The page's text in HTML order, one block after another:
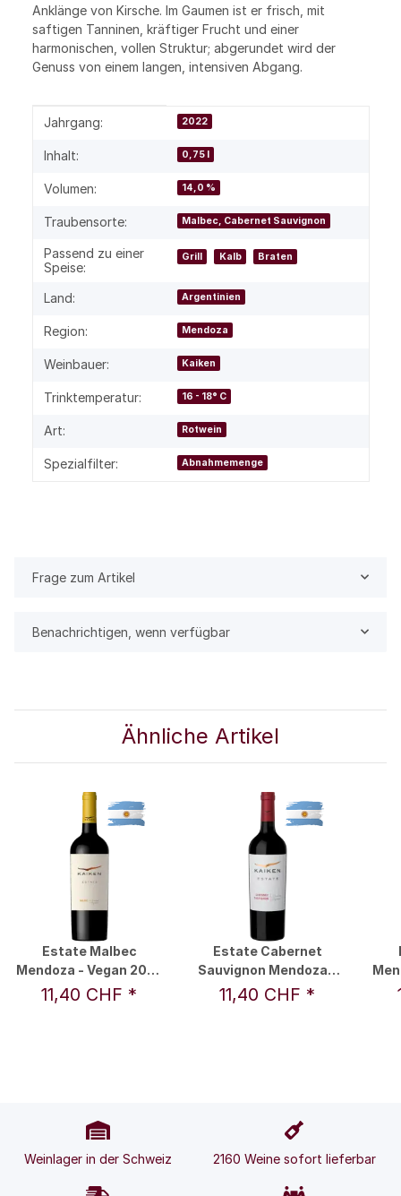
Anklänge von Kirsche. Im Gaumen ist er frisch, mit
saftigen Tanninen, kräftiger Frucht und einer
harmonischen, vollen Struktur; abgerundet wird der
Genuss von einem langen, intensiven Abgang.
Produkteigenschaft
Wert
Jahrgang: 2022
Inhalt: 0,75 l
Volumen: 14,0 %
Traubensorte: Malbec, Cabernet Sauvignon
Passend zu einer
Speise:
Grill Kalb Braten
Land: Argentinien
Region: Mendoza
Weinbauer: Kaiken
Trinktemperatur: 16 - 18° C
Art: Rotwein
Spezialfilter: Abnahmemenge
Frage zum Artikel
Benachrichtigen, wenn verfügbar
Ähnliche Artikel
Estate Malbec
Mendoza - Vegan 2022
0,75 l - Kaiken
11,40 CHF *
Estate Cabernet
Sauvignon Mendoza -
Vegan 2023 0,75 l -
11,40 CHF *
Weinlager in der Schweiz 2160 Weine sofort lieferbar